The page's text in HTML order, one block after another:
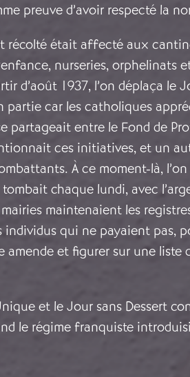
preuve d’avoir respecté la
récolté était affecté aux
nurseries, orphelinats
d’août 1937, l’on déplaça le
partie car les catholiques
partageait entre le Fond de
ces initiatives, et un
À ce moment-là,
tombait chaque lundi, avec
maintenaient les
individus qui ne payaient pas,
amende et figurer sur une liste
et le Jour sans Dessert
le régime franquiste